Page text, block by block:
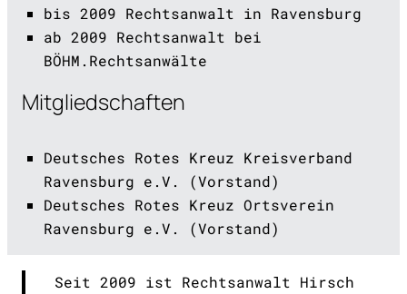
bis 2009 Rechtsanwalt in Ravensburg
ab 2009 Rechtsanwalt bei
BÖHM.Rechtsanwälte
Mitgliedschaften
Deutsches Rotes Kreuz Kreisverband
Ravensburg e.V. (Vorstand)
Deutsches Rotes Kreuz Ortsverein
Ravensburg e.V. (Vorstand)
Seit 2009 ist Rechtsanwalt Hirsch